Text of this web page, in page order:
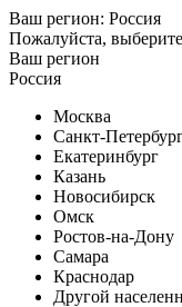
Ваш регион: Россия
Пожалуйста, выберите
Ваш регион
Россия
Москва
Санкт-
Екатеринбург
Казань
Новосибирск
Омск
Ростов-на-Дону
Самара
Краснодар
Другой